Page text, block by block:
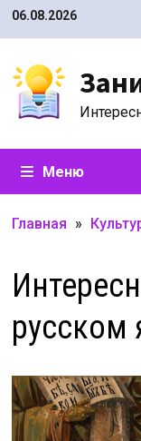
Перейти
06.08.2026
Меню
Главная »
русском